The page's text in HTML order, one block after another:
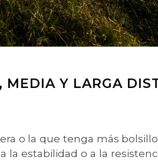
MEDIA Y LARGA
o la que tenga más
estabilidad o a la